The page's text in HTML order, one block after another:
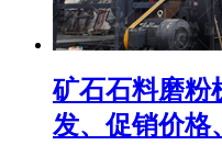
矿石石料磨粉
发、促销价格